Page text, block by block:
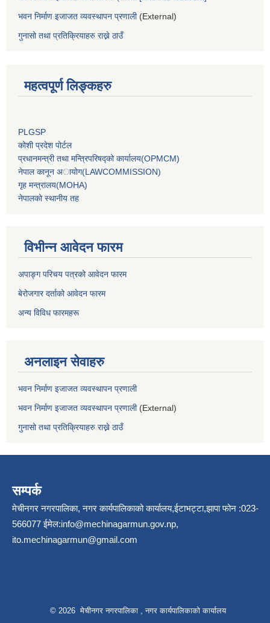
भवन निर्माण इजाजत व्यवस्थापन प्रणाली(External)
गुनासो तथा प्रतिक्रियाहरु राख्ने ठाउँ
महत्वपूर्ण लिङ्कहरु
PLGSP
कोशी प्रदेश पोर्टल
प्रधानमन्‍त्री तथा मन्‍त्रिपरिषद्को कार्यालय(OPMCM)
नेपाल कानून अायोग(LAWCOMMISSION)
गृह मन्‍त्रालय(MOHA)
नेपालको स्थानीय तह
विभीन्न आवेदन फारम
अपाङ्ग परिचय पत्रको आवेदन फारम
बेरोजगार दर्ताको आवेदन फारम
अन्य विविध फारमहरू
अनलाइन सेवाहरु
भवन निर्माण इजाजत व्यवस्थापन प्रणाली
भवन निर्माण इजाजत व्यवस्थापन प्रणाली(External)
गुनासो तथा प्रतिक्रियाहरु राख्ने ठाउँ
सम्पर्क
मेचीनगर नगरपालिका, नगर कार्यपालिकाको कार्यालय,ईटाभट्टा,झापा फोन :023-
566077 ईमेल:info@mechinagarmun.gov.np,
ito.mechinagarmun@gmail.com
© 2026 मेचीनगर नगरपालिका , नगर कार्यपालिकाको कार्यालय